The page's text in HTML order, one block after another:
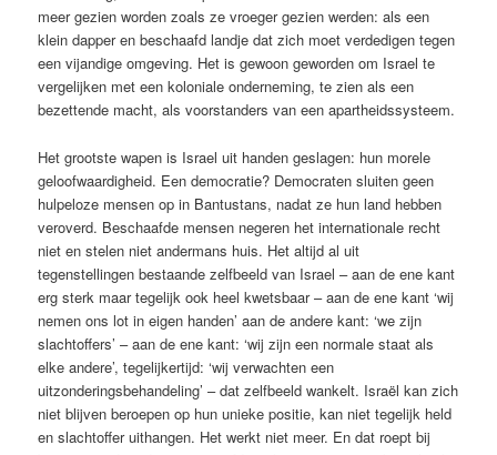
meer gezien worden zoals ze vroeger gezien werden: als een
klein dapper en beschaafd landje dat zich moet verdedigen tegen
een vijandige omgeving. Het is gewoon geworden om Israel te
vergelijken met een koloniale onderneming, te zien als een
bezettende macht, als voorstanders van een apartheidssysteem.
Het grootste wapen is Israel uit handen geslagen: hun morele
geloofwaardigheid. Een democratie? Democraten sluiten geen
hulpeloze mensen op in Bantustans, nadat ze hun land hebben
veroverd. Beschaafde mensen negeren het internationale recht
niet en stelen niet andermans huis. Het altijd al uit
tegenstellingen bestaande zelfbeeld van Israel – aan de ene kant
erg sterk maar tegelijk ook heel kwetsbaar – aan de ene kant ‘wij
nemen ons lot in eigen handen’ aan de andere kant: ‘we zijn
slachtoffers’ – aan de ene kant: ‘wij zijn een normale staat als
elke andere’, tegelijkertijd: ‘wij verwachten een
uitzonderingsbehandeling’ – dat zelfbeeld wankelt. Israël kan zich
niet blijven beroepen op hun unieke positie, kan niet tegelijk held
en slachtoffer uithangen. Het werkt niet meer. En dat roept bij